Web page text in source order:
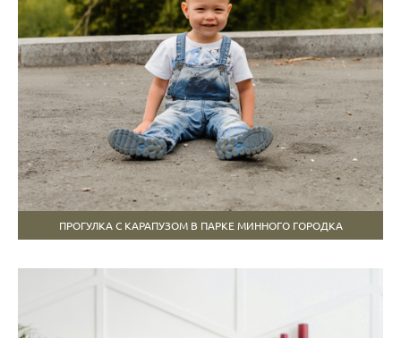
ПРОГУЛКА С КАРАПУЗОМ В ПАРКЕ МИННОГО ГОРОДКА